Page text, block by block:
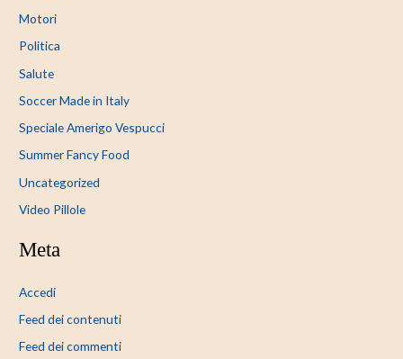
Motori
Politica
Salute
Soccer Made in Italy
Speciale Amerigo Vespucci
Summer Fancy Food
Uncategorized
Video Pillole
Meta
Accedi
Feed dei contenuti
Feed dei commenti